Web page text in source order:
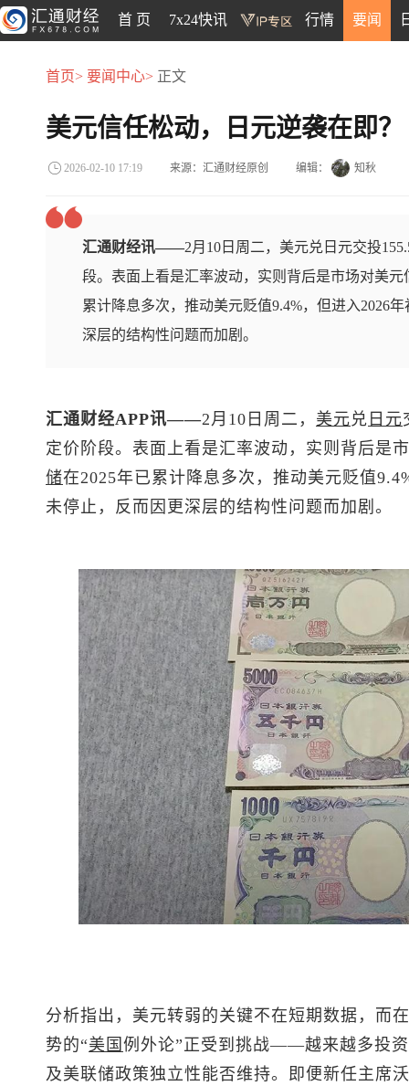
首 页 7x24快讯 行情 要闻
首页> 要闻中心> 正文
美元信任松动，日元逆袭在即？
2026-02-10 17:19 来源：汇通财经原创 编辑： 知秋
汇通财经讯——2月10日周二，美元兑日元交投
段。表面上看是汇率波动，实则背后是市场对美
累计降息多次，推动美元贬值9.4%，但进入2026
深层的结构性问题而加剧。
汇通财经APP讯——2月10日周二， 美元兑 日元
定价阶段。表面上看是汇率波动，实则背后是
储在2025年已累计降息多次，推动美元贬值
未停止，反而因更深层的结构性问题而加剧。
分析指出，美元转弱的关键不在短期数据，而
势的“美国 例外论”正受到挑战——越来越多投
及美联储政策独立性能否维持。即便新任主席